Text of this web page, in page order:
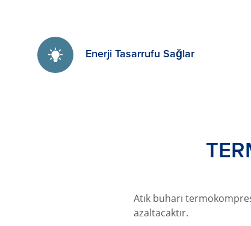
Enerji Tasarrufu Sağlar
Atık buharı
azaltacaktır.